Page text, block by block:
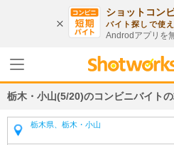
ショットコン
バイト探しで使
Androdアプリを
栃木・小山(5/20)のコンビニバイト
栃木県、栃木・小山